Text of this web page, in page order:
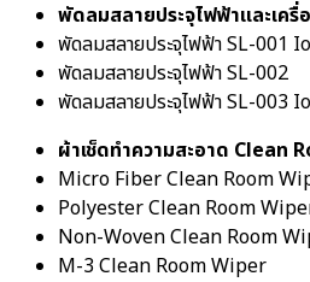
พัดลมสลายประจุไฟฟ้าและเครื่
พัดลมสลายประจุไฟฟ้า SL-001
พัดลมสลายประจุไฟฟ้า SL-002
พัดลมสลายประจุไฟฟ้า SL-003
ผ้าเช็ดทำความสะอาด Clean
Micro Fiber Clean Room
Polyester Clean Room
Non-Woven Clean Room
M-3 Clean Room Wiper